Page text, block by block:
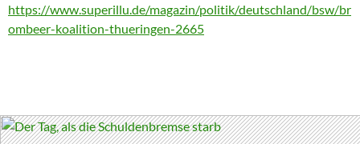
https://www.superillu.de/magazin/politik/deutschland/bsw/br
ombeer-koalition-thueringen-2665